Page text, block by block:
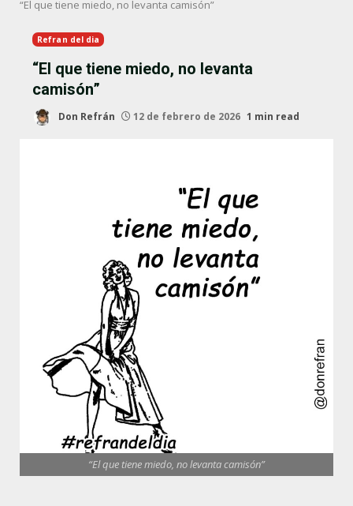
“El que tiene miedo, no levanta camisón”
Refran del dia
“El que tiene miedo, no levanta
camisón”
Don Refrán 12 de febrero de 2026 1 min read
“El que tiene miedo, no levanta camisón”